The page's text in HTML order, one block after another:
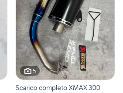
5
Scarico completo XMAX 300